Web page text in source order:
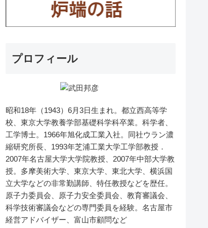
プロフィール
昭和18年（1943）6月3日生まれ。都立西高等学
校、東京大学教養学部基礎科学科卒業。科学者、
工学博士。1966年旭化成工業入社。同社ウラン濃
縮研究所長、1993年芝浦工業大学工学部教授．
2007年名古屋大学大学院教授、2007年中部大学教
授。多摩美術大学、東京大学、東北大学、横浜国
立大学などの非常勤講師、特任教授などを歴任。
原子力委員会、原子力安全委員会、教育審議会、
科学技術審議会などの専門委員を経験。名古屋市
経営アドバイザー、富山市顧問など